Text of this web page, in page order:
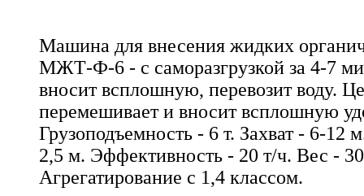
Машина для внесения жидких
МЖТ-Ф-6 - с саморазгрузкой за 4-7
вносит всплошную, перевозит воду.
перемешивает и вносит всплошную
Грузоподъемность - 6 т. Захват - 6-12
2,5 м. Эффективность - 20 т/ч. Вес -
Агрегатирование с 1,4 классом.